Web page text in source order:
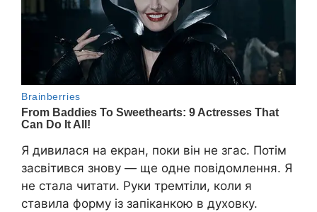
Я дивилася на екран, поки він не згас. Потім
засвітився знову — ще одне повідомлення. Я
не стала читати. Руки тремтіли, коли я
ставила форму із запіканкою в духовку.